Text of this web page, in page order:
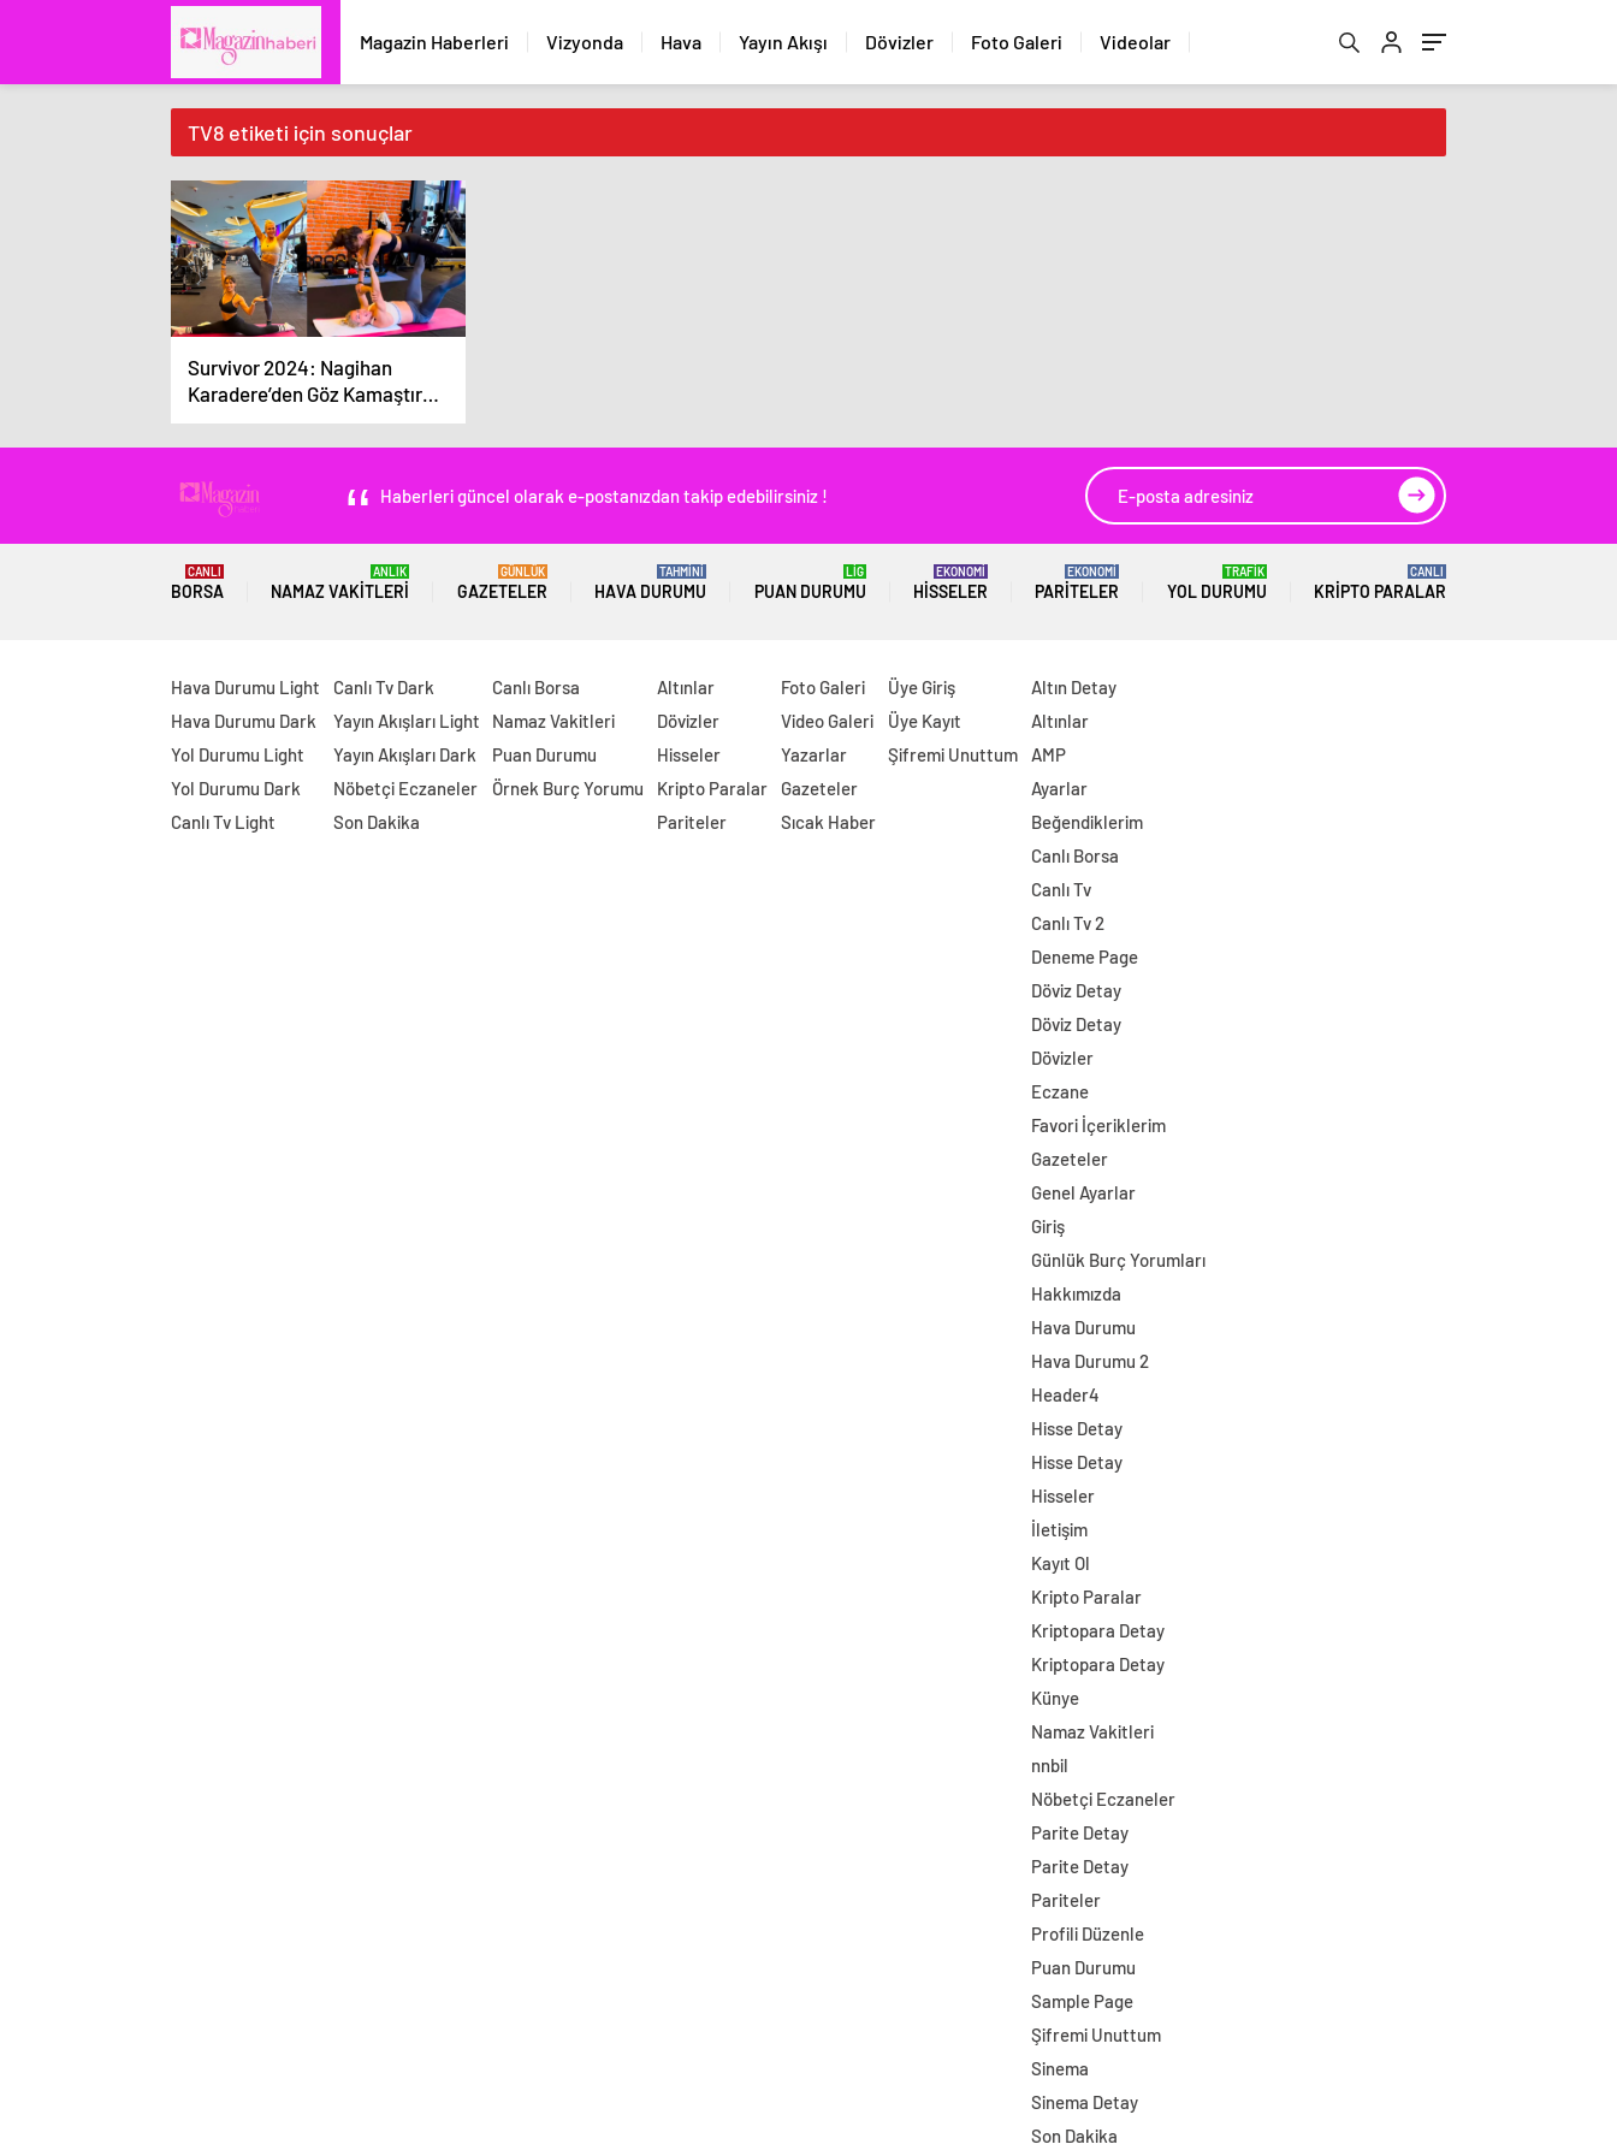
Magazin Haberleri Vizyonda Hava Yayın Akışı Dövizler Foto Galeri Videolar
TV8 etiketi için sonuçlar
Survivor 2024: Nagihan
Karadere’den Göz Kamaştıran
Güç Gösterisi
Haberleri güncel olarak e-postanızdan takip edebilirsiniz !
BORSA
CANLI
NAMAZ VAKITLERI
ANLIK
GAZETELER
GÜNLÜK
HAVA DURUMU
TAHMİNİ
PUAN DURUMU
LİG
HISSELER
EKONOMİ
PARITELER
EKONOMİ
YOL DURUMU
TRAFİK
KRIPTO PARALAR
CANLI
Hava Durumu Light
Hava Durumu Dark
Yol Durumu Light
Yol Durumu Dark
Canlı Tv Light
Canlı Tv Dark
Yayın Akışları Light
Yayın Akışları Dark
Nöbetçi Eczaneler
Son Dakika
Canlı Borsa
Namaz Vakitleri
Puan Durumu
Örnek Burç Yorumu
Altınlar
Dövizler
Hisseler
Kripto Paralar
Pariteler
Foto Galeri
Video Galeri
Yazarlar
Gazeteler
Sıcak Haber
Üye Giriş
Üye Kayıt
Şifremi Unuttum
Altın Detay
Altınlar
AMP
Ayarlar
Beğendiklerim
Canlı Borsa
Canlı Tv
Canlı Tv 2
Deneme Page
Döviz Detay
Döviz Detay
Dövizler
Eczane
Favori İçeriklerim
Gazeteler
Genel Ayarlar
Giriş
Günlük Burç Yorumları
Hakkımızda
Hava Durumu
Hava Durumu 2
Header4
Hisse Detay
Hisse Detay
Hisseler
İletişim
Kayıt Ol
Kripto Paralar
Kriptopara Detay
Kriptopara Detay
Künye
Namaz Vakitleri
nnbil
Nöbetçi Eczaneler
Parite Detay
Parite Detay
Pariteler
Profili Düzenle
Puan Durumu
Sample Page
Şifremi Unuttum
Sinema
Sinema Detay
Son Dakika